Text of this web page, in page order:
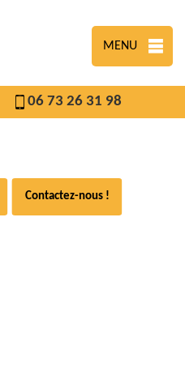
MENU
06 73 26 31 98
Contactez-nous !